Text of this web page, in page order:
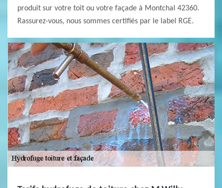
produit sur votre toit ou votre façade à Montchal 42360.
Rassurez-vous, nous sommes certifiés par le label RGE.